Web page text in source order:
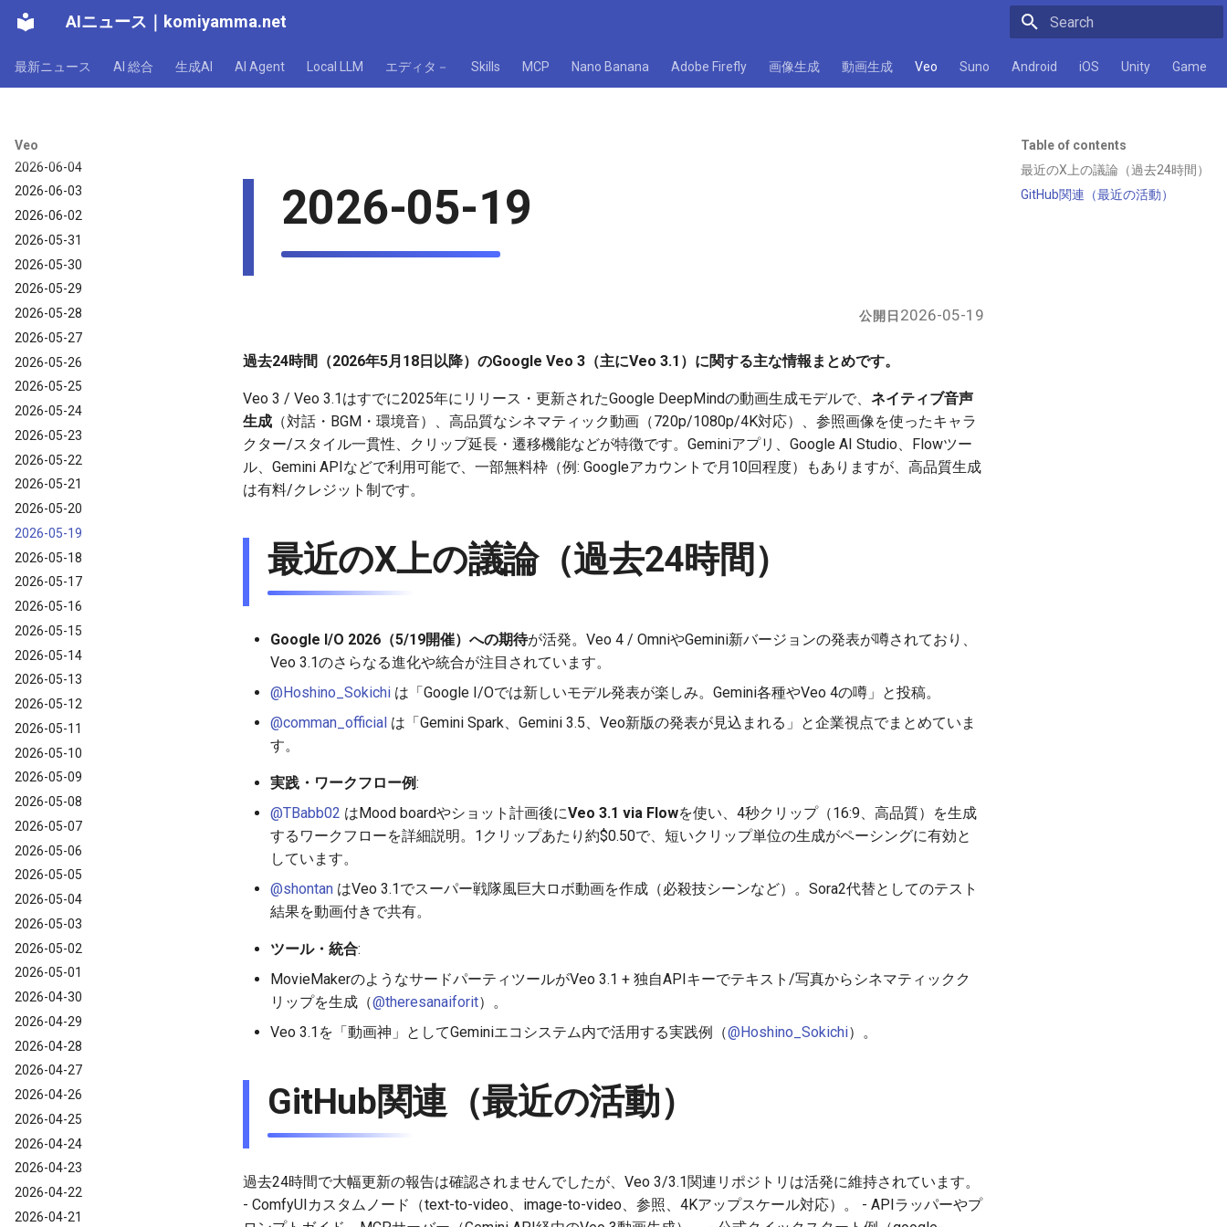
AIニュース komiyamma.net
最新ニュース AI 総合 生成AI AI Agent Local LLM エディタ－ Skills MCP Nano Banana Adobe Firefly 画像生成 動画生成 Veo Suno Android iOS Unity Game
Veo
2026-06-11
2026-06-09
2026-06-05
2026-06-04
2026-06-03
2026-06-02
2026-05-31
2026-05-30
2026-05-29
2026-05-28
2026-05-27
2026-05-26
2026-05-25
2026-05-24
2026-05-23
2026-05-22
2026-05-21
2026-05-20
2026-05-19
2026-05-18
2026-05-17
2026-05-16
2026-05-15
2026-05-14
2026-05-13
2026-05-12
2026-05-11
2026-05-10
2026-05-09
2026-05-08
2026-05-07
2026-05-06
2026-05-05
2026-05-04
2026-05-03
2026-05-02
2026-05-01
2026-04-30
2026-04-29
2026-04-28
2026-04-27
2026-04-26
2026-04-25
2026-04-24
2026-04-23
2026-04-22
2026-04-21
Table of contents
最近のX上の議論（過去24時間）
GitHub関連（最近の活動）
2026-05-19
公開日 2026-05-19
過去24時間（2026年5月18日以降）のGoogle Veo 3（主にVeo 3.1）に関する主な情報まとめです。
Veo 3 / Veo 3.1はすでに2025年にリリース・更新されたGoogle DeepMindの動画生成モデルで、 ネイティブ音声
生成 （対話・BGM・環境音）、高品質なシネマティック動画（720p/1080p/4K対応）、参照画像を使ったキャラ
クター/スタイル一貫性、クリップ延長・遷移機能などが特徴です。Geminiアプリ、Google AI Studio、Flowツー
ル、Gemini APIなどで利用可能で、一部無料枠（例: Googleアカウントで月10回程度）もありますが、高品質生成
は有料/クレジット制です。
最近のX上の議論（過去24時間）
Google I/O 2026（5/19開催）への期待が活発。Veo 4 / OmniやGemini新バージョンの発表が噂されており、
Veo 3.1のさらなる進化や統合が注目されています。
@Hoshino_Sokichi は「Google I/Oでは新しいモデル発表が楽しみ。Gemini各種やVeo 4の噂」と投稿。
@comman_official は「Gemini Spark、Gemini 3.5、Veo新版の発表が見込まれる」と企業視点でまとめていま
す。
実践・ワークフロー例:
@TBabb02 はMood boardやショット計画後にVeo 3.1 via Flowを使い、4秒クリップ（16:9、高品質）を生成
するワークフローを詳細説明。1クリップあたり約$0.50で、短いクリップ単位の生成がペーシングに有効と
しています。
@shontan はVeo 3.1でスーパー戦隊風巨大ロボ動画を作成（必殺技シーンなど）。Sora2代替としてのテスト
結果を動画付きで共有。
ツール・統合:
MovieMakerのようなサードパーティツールがVeo 3.1 + 独自APIキーでテキスト/写真からシネマティックク
リップを生成（@theresanaiforit）。
Veo 3.1を「動画神」としてGeminiエコシステム内で活用する実践例（@Hoshino_Sokichi）。
GitHub関連（最近の活動）
過去24時間で大幅更新の報告は確認されませんでしたが、Veo 3/3.1関連リポジトリは活発に維持されています。
- ComfyUIカスタムノード（text-to-video、image-to-video、参照、4Kアップスケール対応）。 - APIラッパーやプ